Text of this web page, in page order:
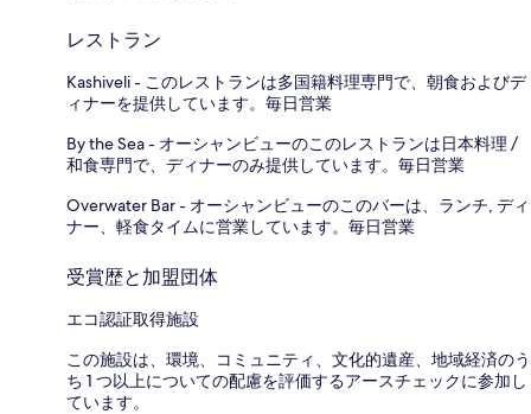
レストラン
Kashiveli - このレストランは多国籍料理専門で、朝食およびデ
ィナーを提供しています。毎日営業
By the Sea - オーシャンビューのこのレストランは日本料理 /
和食専門で、ディナーのみ提供しています。毎日営業
Overwater Bar - オーシャンビューのこのバーは、ランチ, ディ
ナー、軽食タイムに営業しています。毎日営業
受賞歴と加盟団体
エコ認証取得施設
この施設は、環境、コミュニティ、文化的遺産、地域経済のう
ち 1 つ以上についての配慮を評価するアースチェックに参加し
ています。